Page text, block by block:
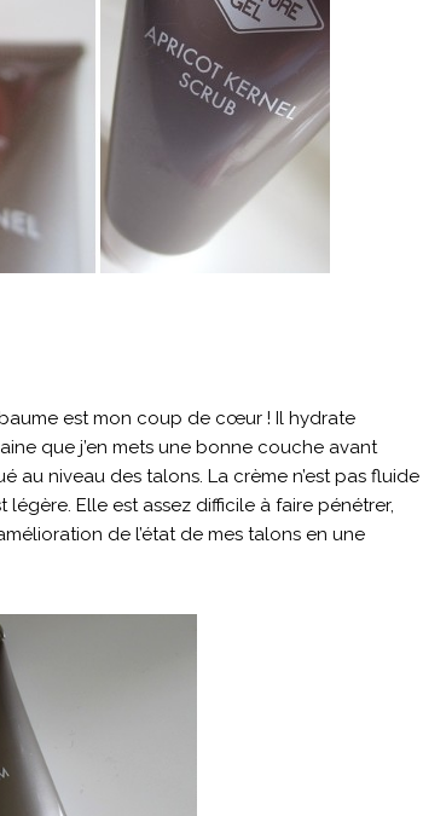
est mon coup de cœur ! Il hydrate
que j’en mets une bonne couche avant
au niveau des talons. La crème n’est pas fluide
légère. Elle est assez difficile à faire pénétrer,
de l’état de mes talons en une